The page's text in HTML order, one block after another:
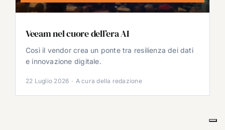
Veeam nel cuore dell’era AI
Così il vendor crea un ponte tra resilienza dei dati
e innovazione digitale.
22 Luglio 2026 · A cura della redazione